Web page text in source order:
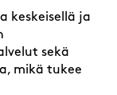
keskeisellä ja
sekä
mikä tukee